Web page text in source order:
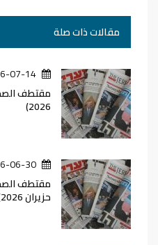
مقالات ذات صلة
07-14
2026)
06-30
حزيران 2026)